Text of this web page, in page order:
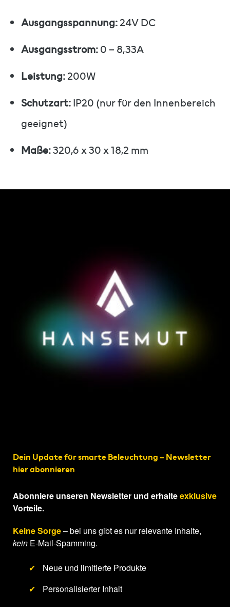
Ausgangsspannung:24V DC
Ausgangsstrom:0 – 8,33A
Leistung:200W
Schutzart:IP20 (nur für den Innenbereich
geeignet)
Maße:320,6 x 30 x 18,2 mm
Dein Update für smarte Beleuchtung – Newsletter
hier abonnieren
Abonniere unseren Newsletter und erhalteexklusive
Vorteile.
Keine Sorge– bei uns gibt es nur relevante Inhalte,
kein E-Mail-Spamming.
✔
Neue und limitierte Produkte
✔
Personalisierter Inhalt